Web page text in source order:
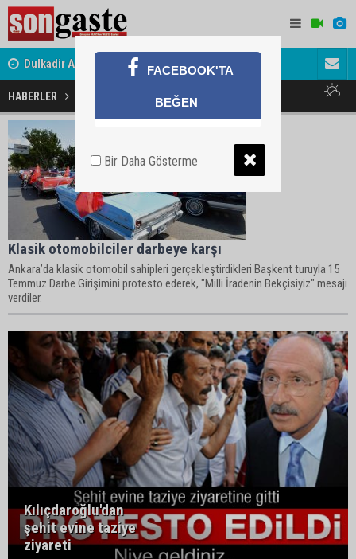
Dulkadir Ailesinin Mutlu Günü
Gölbaşı Esnafının Sesi Ankara Kalkınma Ajansı'nda
Avukat
akını
HABERLER Protesto Haberleri
Klasik otomobilciler darbeye karşı
Ankara’da klasik otomobil sahipleri gerçekleştirdikleri Başkent turuyla 15
Temmuz Darbe Girişimini protesto ederek, "Milli İradenin Bekçisiyiz" mesajı
verdiler.
Kılıçdaroğlu'dan
şehit evine taziye
ziyareti
FACEBOOK'TA
BEĞEN
Bir Daha Gösterme